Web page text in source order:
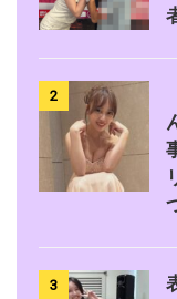
2
3